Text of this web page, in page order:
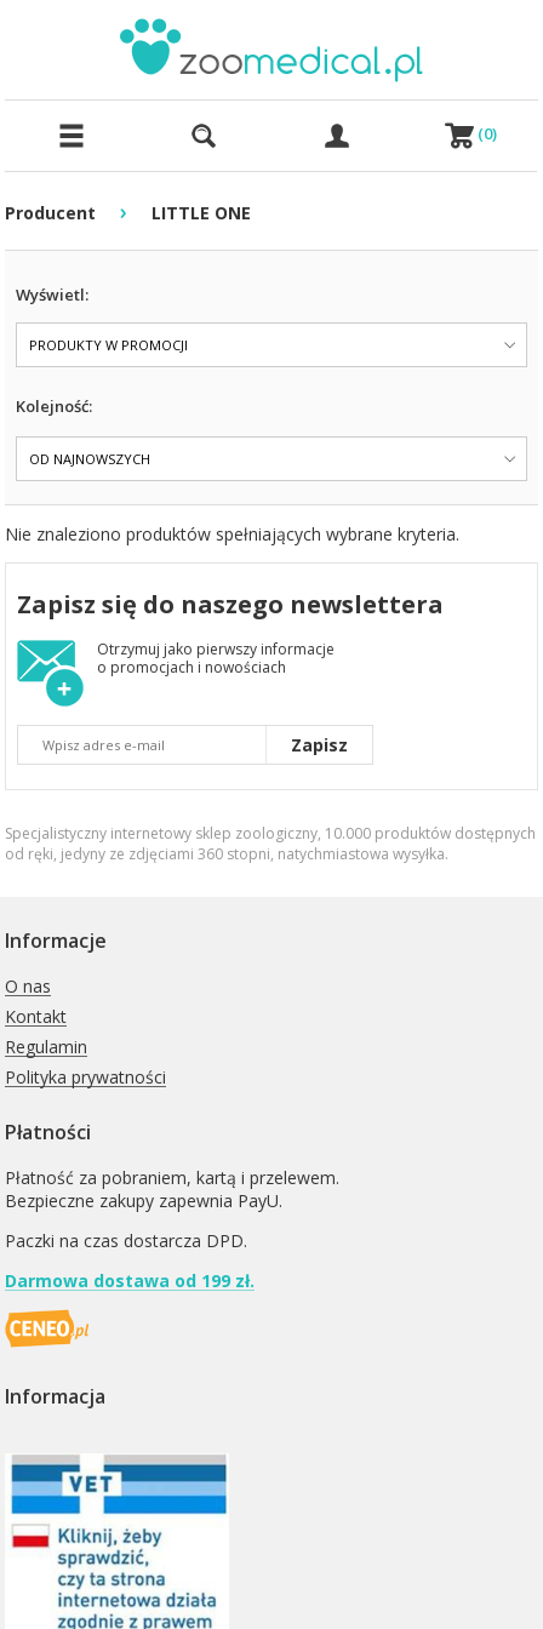
(0)
Producent › LITTLE ONE
Wyświetl:
PRODUKTY W PROMOCJI
Kolejność:
OD NAJNOWSZYCH
Nie znaleziono produktów spełniających wybrane kryteria.
Zapisz się do naszego newslettera
Otrzymuj jako pierwszy informacje
o promocjach i nowościach
Zapisz
Specjalistyczny internetowy sklep zoologiczny, 10.000 produktów dostępnych
od ręki, jedyny ze zdjęciami 360 stopni, natychmiastowa wysyłka.
Informacje
O nas
Kontakt
Regulamin
Polityka prywatności
Płatności
Płatność za pobraniem, kartą i przelewem.
Bezpieczne zakupy zapewnia PayU.
Paczki na czas dostarcza DPD.
Darmowa dostawa od 199 zł.
Informacja